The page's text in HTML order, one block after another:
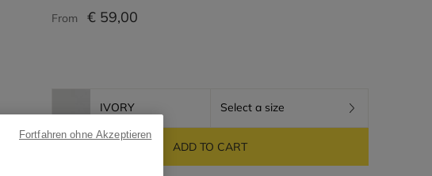
From € 59,00
IVORY Select a size
ADD TO CART
Fortfahren ohne Akzeptieren